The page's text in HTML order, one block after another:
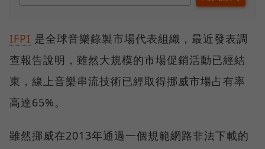
IFPI 是全球音樂錄製市場代表組織，最近發表調
查報告說明，雖然大規模的市場促銷活動已經結
束，線上音樂串流技術已經取得挪威市場占有率
高達65%。
雖然挪威在2013年通過一個規範網路非法下載的